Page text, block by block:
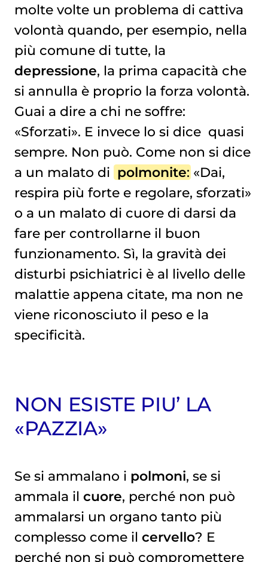
molte volte un problema di cattiva
volontà quando, per esempio, nella
più comune di tutte, la
depressione, la prima capacità che
si annulla è proprio la forza volontà.
Guai a dire a chi ne soffre:
«Sforzati». E invece lo si dice quasi
sempre. Non può. Come non si dice
a un malato di polmonite: «Dai,
respira più forte e regolare, sforzati»
o a un malato di cuore di darsi da
fare per controllarne il buon
funzionamento. Sì, la gravità dei
disturbi psichiatrici è al livello delle
malattie appena citate, ma non ne
viene riconosciuto il peso e la
specificità.
NON ESISTE PIU’ LA
«PAZZIA»
Se si ammalano i polmoni, se si
ammala il cuore, perché non può
ammalarsi un organo tanto più
complesso come il cervello? E
perché non si può compromettere